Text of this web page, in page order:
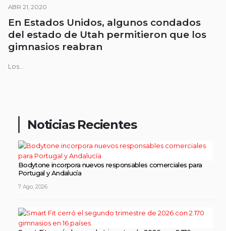
ABR 21, 2020
En Estados Unidos, algunos condados
del estado de Utah permitieron que los
gimnasios reabran
Los...
Noticias Recientes
Bodytone incorpora nuevos responsables comerciales para
Portugal y Andalucía
7 Ago, 2026